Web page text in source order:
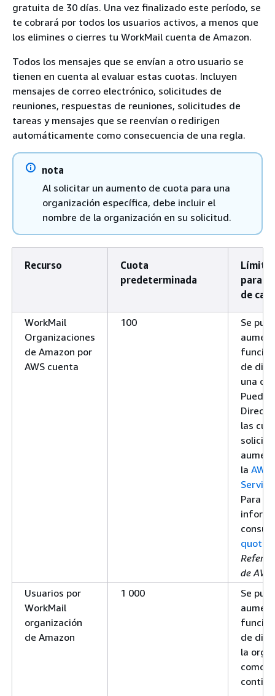
gratuita de 30 días. Una vez finalizado este período, se
te cobrará por todos los usuarios activos, a menos que
los elimines o cierres tu WorkMail cuenta de Amazon.
Todos los mensajes que se envían a otro usuario se
tienen en cuenta al evaluar estas cuotas. Incluyen
mensajes de correo electrónico, solicitudes de
reuniones, respuestas de reuniones, solicitudes de
tareas y mensajes que se reenvían o redirigen
automáticamente como consecuencia de una regla.
nota
Al solicitar un aumento de cuota para una
organización específica, debe incluir el
nombre de la organización en su solicitud.
Recurso
Cuota
predeterminada
Límite
para
de
WorkMail
Organizaciones
de Amazon por
AWS cuenta
100
Se
de
una
las
la
Para
quotas
de AWS
Usuarios por
WorkMail
organización
de Amazon
1 000
Se
de
la
como